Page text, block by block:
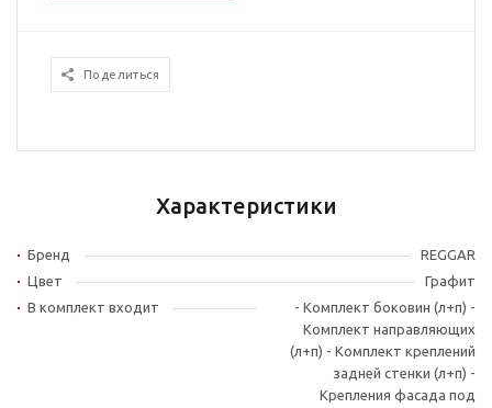
Поделиться
Характеристики
Бренд
REGGAR
Цвет
Графит
В комплект входит
- Комплект боковин (л+п) -
Комплект направляющих
(л+п) - Комплект креплений
задней стенки (л+п) -
Крепления фасада под